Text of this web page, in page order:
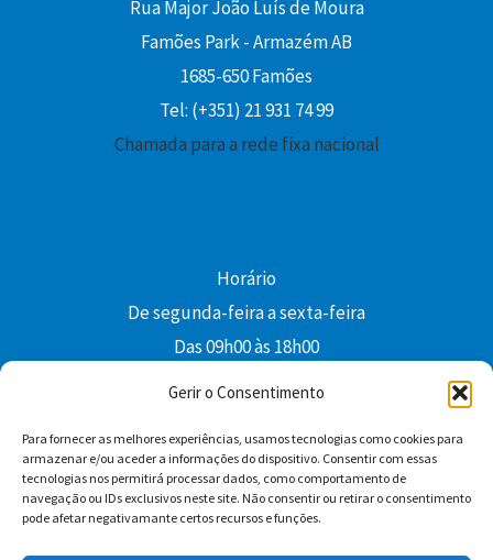
Gerir o Consentimento
Para fornecer as melhores experiências, usamos tecnologias como cookies para
armazenar e/ou aceder a informações do dispositivo. Consentir com essas
tecnologias nos permitirá processar dados, como comportamento de
navegação ou IDs exclusivos neste site. Não consentir ou retirar o consentimento
pode afetar negativamante certos recursos e funções.
Rua Major João Luís de Moura
Famões Park - Armazém AB
1685-650 Famões
Tel: (+351) 21 931 74 99
Chamada para a rede fixa nacional
Horário
De segunda-feira a sexta-feira
Das 09h00 às 18h00
colibri@edi-colibri.pt
Facebook YouTube Instagram
Whatsapp
Condições Gerais de Venda